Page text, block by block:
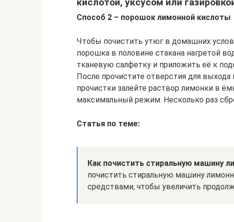
Способ 2 – порошок лимонной кислоты
Чтобы почистить утюг в домашних
порошка в половине стакана нагретой
тканевую салфетку и приложить её к
После прочистите отверстия для
прочистки залейте раствор лимонки в
максимальный режим. Несколько раз
Статья по теме:
Как почистить стиральную машину
почистить стиральную машину
средствами, чтобы увеличить